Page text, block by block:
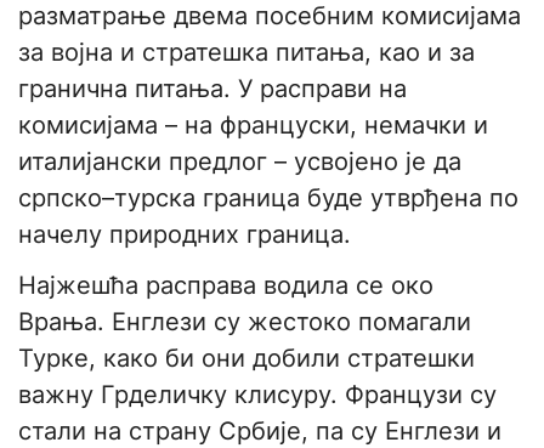
разматрање двема посебним комисијама
за војна и стратешка питања, као и за
гранична питања. У расправи на
комисијама – на француски, немачки и
италијански предлог – усвојено је да
српско–турска граница буде утврђена по
начелу природних граница.
Најжешћа расправа водила се око
Врања. Енглези су жестоко помагали
Турке, како би они добили стратешки
важну Грделичку клисуру. Французи су
стали на страну Србије, па су Енглези и